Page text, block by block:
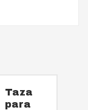
Taza
para